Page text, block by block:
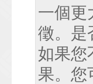
一個更
徵。是
如果您
果。您